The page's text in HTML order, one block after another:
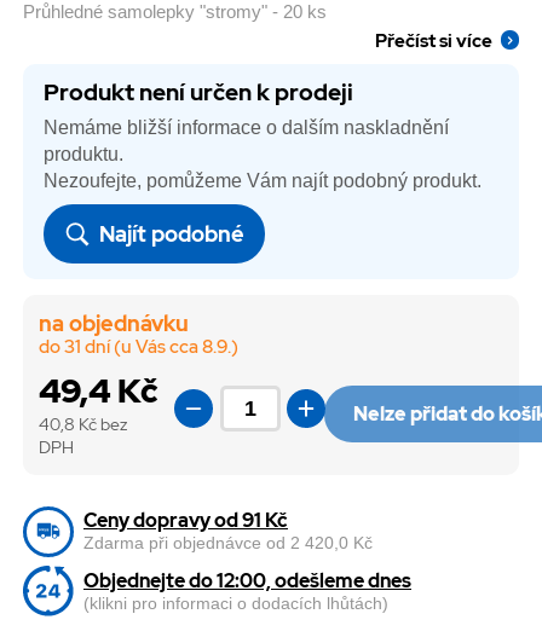
Průhledné samolepky "stromy" - 20 ks
Přečíst si více
Produkt není určen k prodeji
Nemáme bližší informace o dalším naskladnění
produktu.
Nezoufejte, pomůžeme Vám najít podobný produkt.
Najít podobné
49,4 Kč
40,8 Kč bez
DPH
na objednávku
do 31 dní (u Vás cca 8.9.)
Nelze přidat do
Ceny dopravy od 91 Kč
Zdarma při objednávce od 2 420,0 Kč
Objednejte do 12:00, odešleme dnes
(klikni pro informaci o dodacích lhůtách)